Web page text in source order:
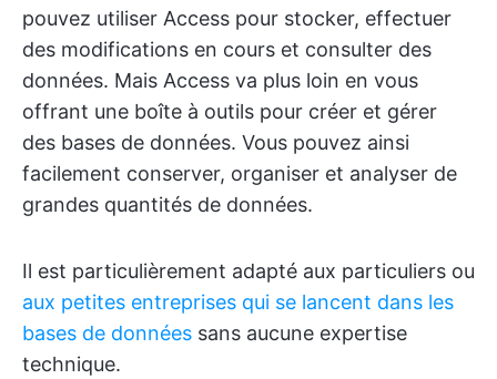
pouvez utiliser Access pour stocker, effectuer
des modifications en cours et consulter des
données. Mais Access va plus loin en vous
offrant une boîte à outils pour créer et gérer
des bases de données. Vous pouvez ainsi
facilement conserver, organiser et analyser de
grandes quantités de données.
Il est particulièrement adapté aux particuliers ou
aux petites entreprises qui se lancent dans les
bases de données sans aucune expertise
technique.